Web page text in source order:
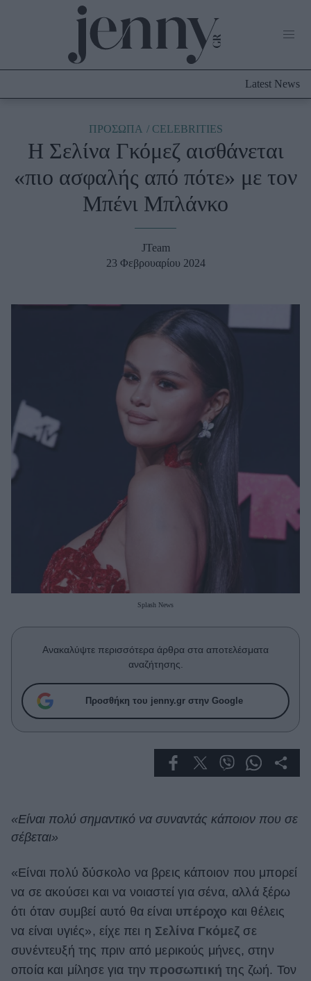
Culture
Fashion
Shopping
Μαλλιά - Νύχια
Ψυχολογία
Υγεία + Διατροφή
Σχέσεις & Σεξ
Fitness
Working Girl
Real Women
Πρόσωπα
Celebrities
Συνεντεύξεις
True Stories
Ask the Guru
Success Stories
Deco
Green
Αφιερώματα
ΒΟΞ
Latest News
ΠΡΟΣΩΠΑ CELEBRITIES
Η Σελίνα Γκόμεζ αισθάνεται
«πιο ασφαλής από πότε» με τον
Μπένι Μπλάνκο
JTeam
23 Φεβρουαρίου 2024
Splash News
Ανακαλύψτε περισσότερα άρθρα στα αποτελέσματα
αναζήτησης.
Προσθήκη του jenny.gr στην Google
«Είναι πολύ σημαντικό να συναντάς κάποιον που σε
σέβεται»
«Είναι πολύ δύσκολο να βρεις κάποιον που μπορεί
να σε ακούσει και να νοιαστεί για σένα, αλλά ξέρω
ότι όταν συμβεί αυτό θα είναι υπέροχο και θέλεις
να είναι υγιές», είχε πει η Σελίνα Γκόμεζ σε
συνέντευξή της πριν από μερικούς μήνες, στην
οποία και μίλησε για τηνπροσωπικήτης ζωή. Τον